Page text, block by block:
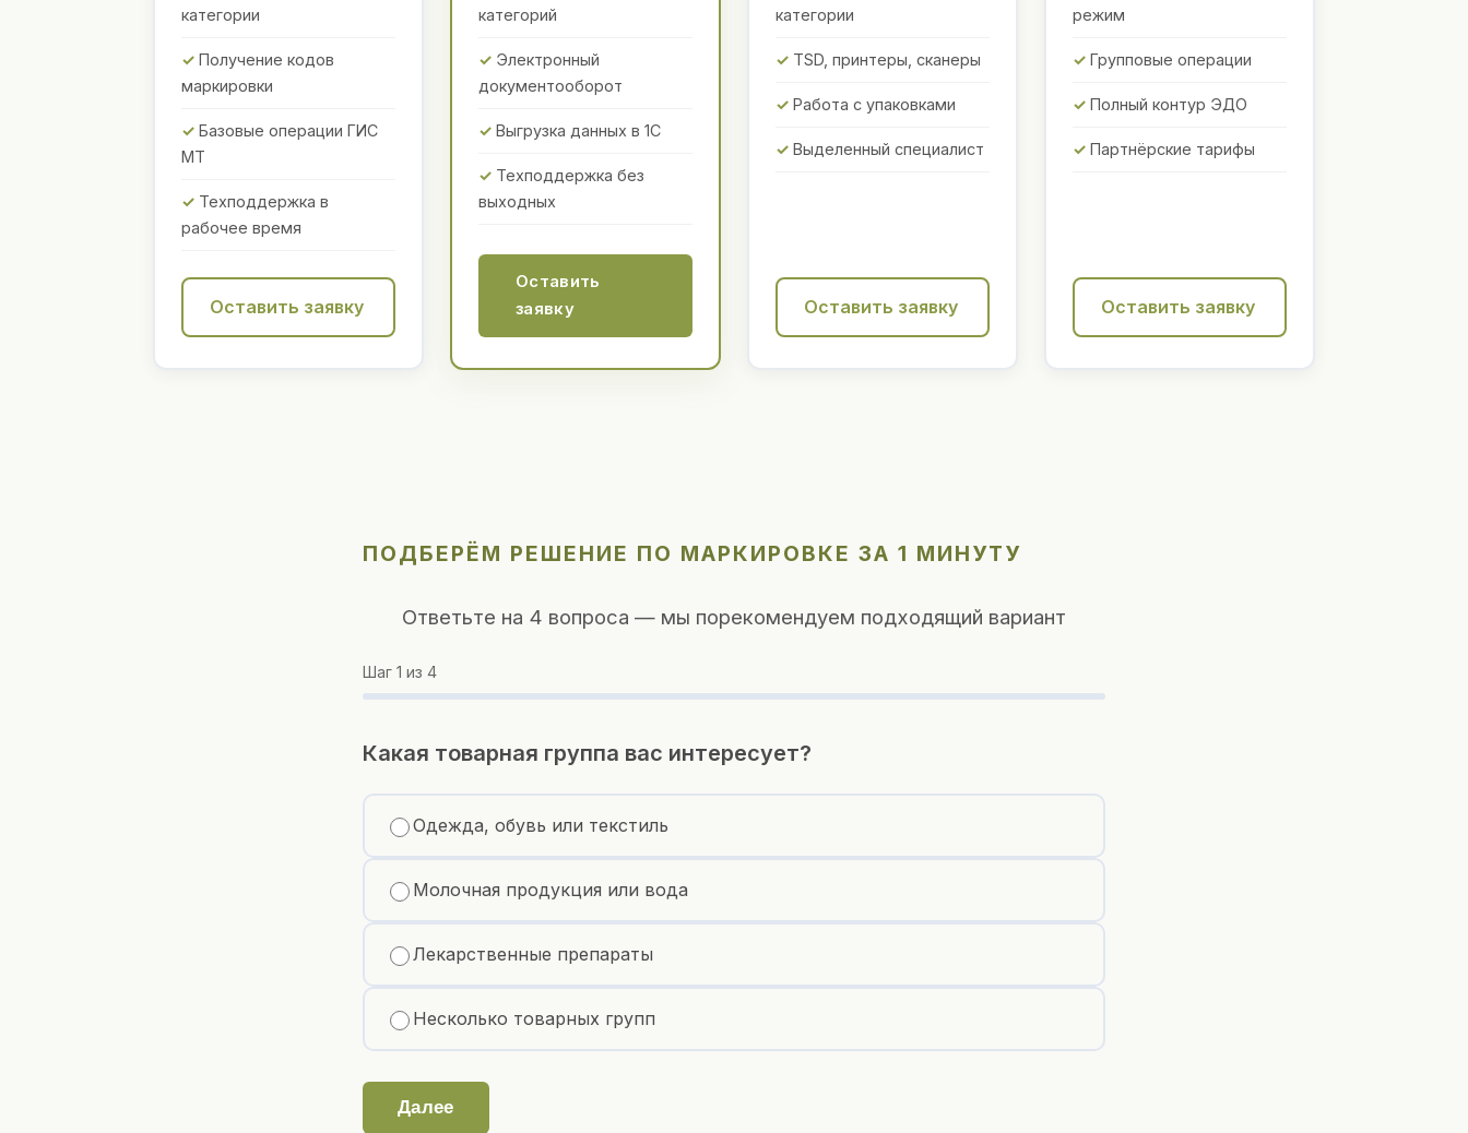
категории
Получение кодов
маркировки
Базовые операции ГИС
МТ
Техподдержка в
рабочее время
Оставить заявку
категорий
Электронный
документооборот
Выгрузка данных в 1С
Техподдержка без
выходных
Оставить
заявку
категории
TSD, принтеры, сканеры
Работа с упаковками
Выделенный специалист
Оставить заявку
режим
Групповые операции
Полный контур ЭДО
Партнёрские тарифы
Оставить заявку
ПОДБЕРЁМ РЕШЕНИЕ ПО МАРКИРОВКЕ ЗА 1 МИНУТУ
Ответьте на 4 вопроса — мы порекомендуем подходящий вариант
Шаг 1 из 4
Какая товарная группа вас интересует?
Одежда, обувь или текстиль
Молочная продукция или вода
Лекарственные препараты
Несколько товарных групп
Далее